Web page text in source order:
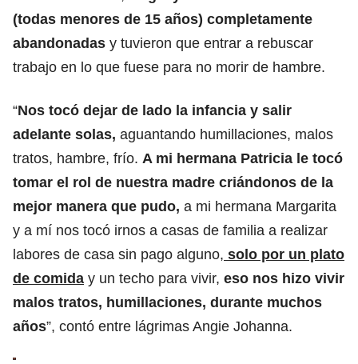
(todas menores de 15 años) completamente
abandonadas y tuvieron que entrar a rebuscar
trabajo en lo que fuese para no morir de hambre.
“Nos tocó dejar de lado la infancia y salir
adelante solas, aguantando humillaciones, malos
tratos, hambre, frío. A mi hermana Patricia le tocó
tomar el rol de nuestra madre criándonos de la
mejor manera que pudo, a mi hermana Margarita
y a mí nos tocó irnos a casas de familia a realizar
labores de casa sin pago alguno, solo por un plato
de comida y un techo para vivir, eso nos hizo vivir
malos tratos, humillaciones, durante muchos
años”, contó entre lágrimas Angie Johanna.